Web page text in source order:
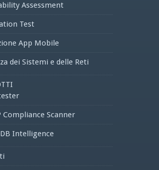
Assessment
Test
App Mobile
dei Sistemi e delle Reti
Compliance Scanner
Intelligence